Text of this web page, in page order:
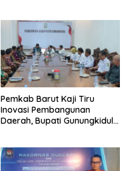
Pemkab Barut Kaji Tiru
Inovasi Pembangunan
Daerah, Bupati Gunungkidul
Lokal dan Pelestarian
Lingkungan